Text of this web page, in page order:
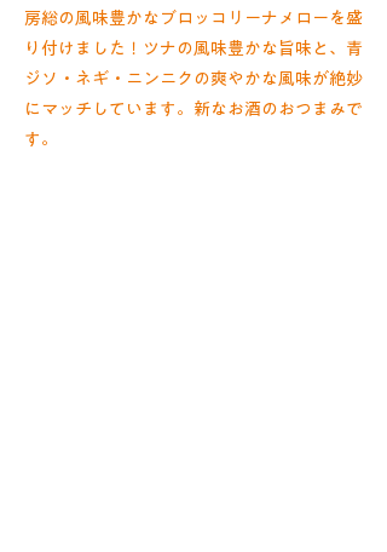
房総の風味豊かなブロッコリーナメローを盛
り付けました！ツナの風味豊かな旨味と、青
ジソ・ネギ・ニンニクの爽やかな風味が絶妙
にマッチしています。新なお酒のおつまみで
す。